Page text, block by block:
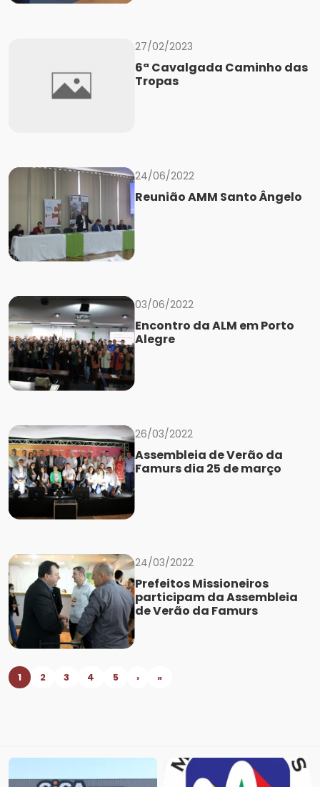
27/02/2023
6ª Cavalgada Caminho das
Tropas
24/06/2022
Reunião AMM Santo Ângelo
03/06/2022
Encontro da ALM em Porto
Alegre
26/03/2022
Assembleia de Verão da
Famurs dia 25 de março
24/03/2022
Prefeitos Missioneiros
participam da Assembleia
de Verão da Famurs
1 2 3 4 5 › »